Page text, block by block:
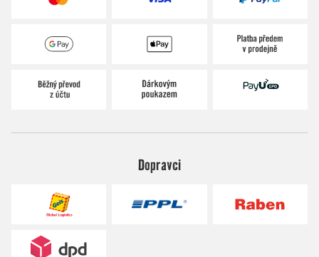
Dopravci